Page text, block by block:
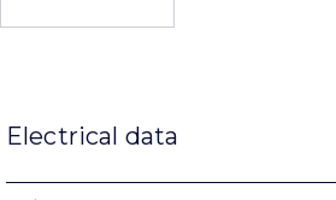
Electrical data